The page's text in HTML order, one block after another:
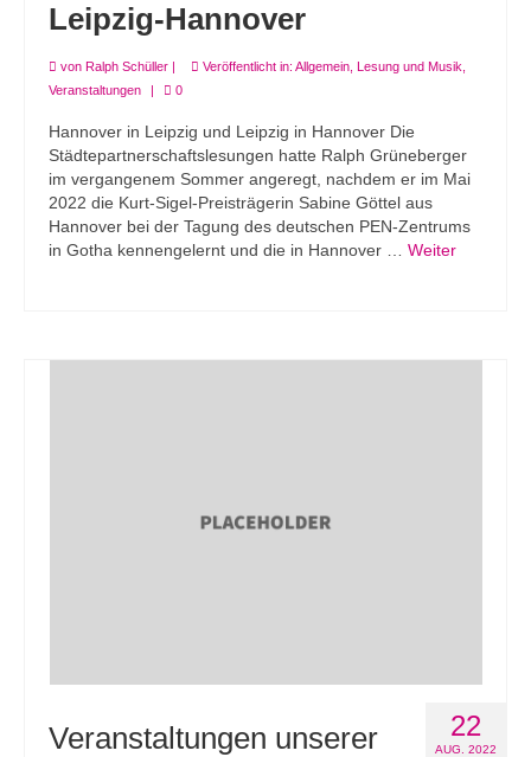
Leipzig-Hannover
von Ralph Schüller | Veröffentlicht in: Allgemein Lesung und Musik
Veranstaltungen
| 0
Hannover in Leipzig und Leipzig in Hannover Die
Städtepartnerschaftslesungen hatte Ralph Grüneberger
im vergangenem Sommer angeregt, nachdem er im Mai
2022 die Kurt-Sigel-Preisträgerin Sabine Göttel aus
Hannover bei der Tagung des deutschen PEN-Zentrums
in Gotha kennengelernt und die in Hannover … Weiter
22
AUG. 2022
Veranstaltungen unserer